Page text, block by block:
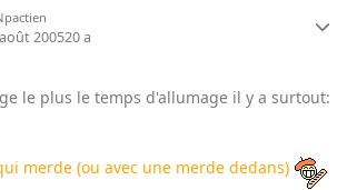
200520 a
le plus le temps d'allumage il y a surtout:
merde (ou avec une merde dedans)